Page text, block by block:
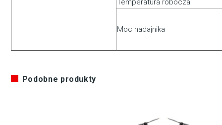
Temperatura robocza
Moc nadajnika
Podobne produkty